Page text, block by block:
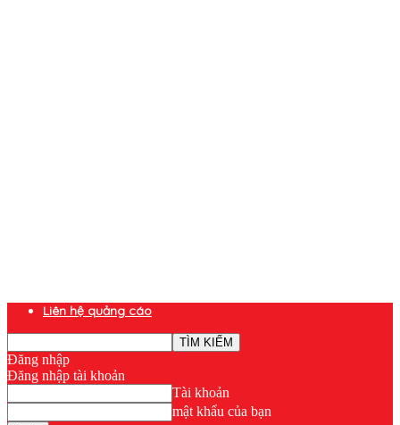
Liên hệ quảng cáo
Đăng nhập
Đăng nhập tài khoản
Tài khoản
mật khẩu của bạn